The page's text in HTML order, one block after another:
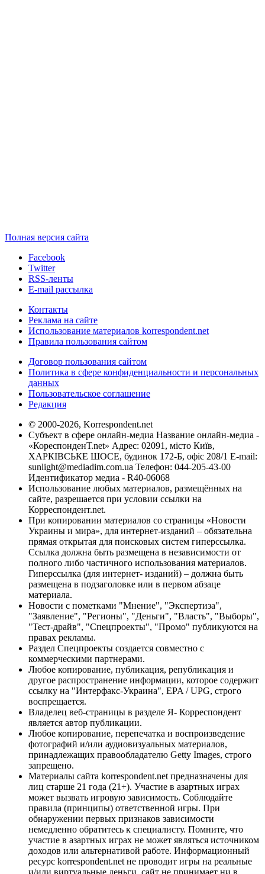
Полная версия сайта
Facebook
Twitter
RSS-ленты
E-mail рассылка
Контакты
Реклама на сайте
Использование материалов korrespondent.net
Правила пользования сайтом
Договор пользования сайтом
Политика в сфере конфиденциальности и персональных
данных
Пользовательское соглашение
Редакция
© 2000-2026, Korrespondent.net
Субъект в сфере онлайн-медиа Название онлайн-медиа -
«КореспонденТ.net» Адрес: 02091, місто Київ,
ХАРКІВСЬКЕ ШОСЕ, будинок 172-Б, офіс 208/1 E-mail:
sunlight@mediadim.com.ua Телефон: 044-205-43-00
Идентификатор медиа - R40-06068
Использование любых материалов, размещённых на
сайте, разрешается при условии ссылки на
Корреспондент.net.
При копировании материалов со страницы «Новости
Украины и мира», для интернет-изданий – обязательна
прямая открытая для поисковых систем гиперссылка.
Ссылка должна быть размещена в независимости от
полного либо частичного использования материалов.
Гиперссылка (для интернет- изданий) – должна быть
размещена в подзаголовке или в первом абзаце
материала.
Новости с пометками "Мнение", "Экспертиза",
"Заявление", "Регионы", "Деньги", "Власть", "Выборы",
"Тест-драйв", "Спецпроекты", "Промо" публикуются на
правах рекламы.
Раздел Спецпроекты создается совместно с
коммерческими партнерами.
Любое копирование, публикация, републикация и
другое распространение информации, которое содержит
ссылку на "Интерфакс-Украина", EPA / UPG, строго
воспрещается.
Владелец веб-страницы в разделе Я- Корреспондент
является автор публикации.
Любое копирование, перепечатка и воспроизведение
фотографий и/или аудиовизуальных материалов,
принадлежащих правообладателю Getty Images, строго
запрещено.
Материалы сайта korrespondent.net предназначены для
лиц старше 21 года (21+). Участие в азартных играх
может вызвать игровую зависимость. Соблюдайте
правила (принципы) ответственной игры. При
обнаружении первых признаков зависимости
немедленно обратитесь к специалисту. Помните, что
участие в азартных играх не может являться источником
доходов или альтернативой работе. Информационный
ресурс korrespondent.net не проводит игры на реальные
и/или виртуальные деньги, сайт не принимает ни в